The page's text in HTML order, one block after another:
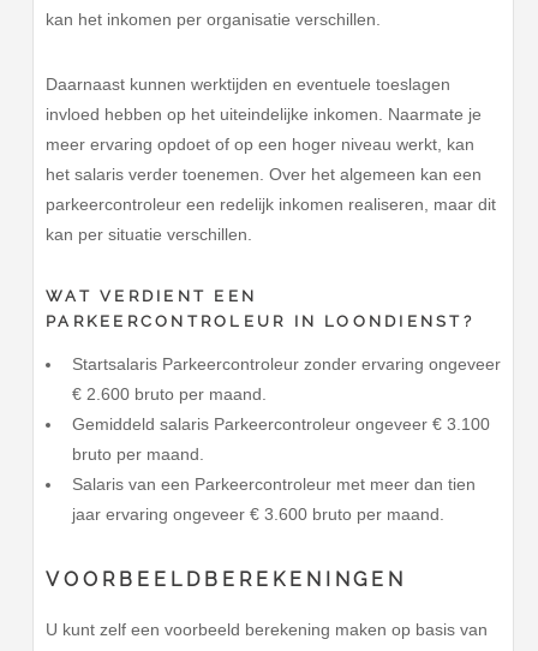
kan het inkomen per organisatie verschillen.
Daarnaast kunnen werktijden en eventuele toeslagen
invloed hebben op het uiteindelijke inkomen. Naarmate je
meer ervaring opdoet of op een hoger niveau werkt, kan
het salaris verder toenemen. Over het algemeen kan een
parkeercontroleur een redelijk inkomen realiseren, maar dit
kan per situatie verschillen.
WAT VERDIENT EEN
PARKEERCONTROLEUR IN LOONDIENST?
Startsalaris Parkeercontroleur zonder ervaring ongeveer
€ 2.600 bruto per maand.
Gemiddeld salaris Parkeercontroleur ongeveer € 3.100
bruto per maand.
Salaris van een Parkeercontroleur met meer dan tien
jaar ervaring ongeveer € 3.600 bruto per maand.
VOORBEELDBEREKENINGEN
U kunt zelf een voorbeeld berekening maken op basis van